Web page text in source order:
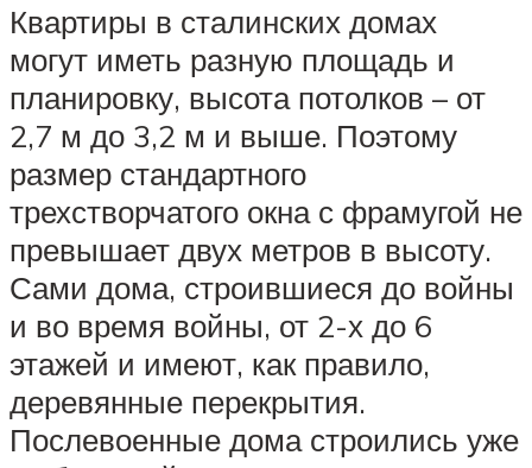
Квартиры в сталинских домах
могут иметь разную площадь и
планировку, высота потолков – от
2,7 м до 3,2 м и выше. Поэтому
размер стандартного
трехстворчатого окна с фрамугой не
превышает двух метров в высоту.
Сами дома, строившиеся до войны
и во время войны, от 2-х до 6
этажей и имеют, как правило,
деревянные перекрытия.
Послевоенные дома строились уже